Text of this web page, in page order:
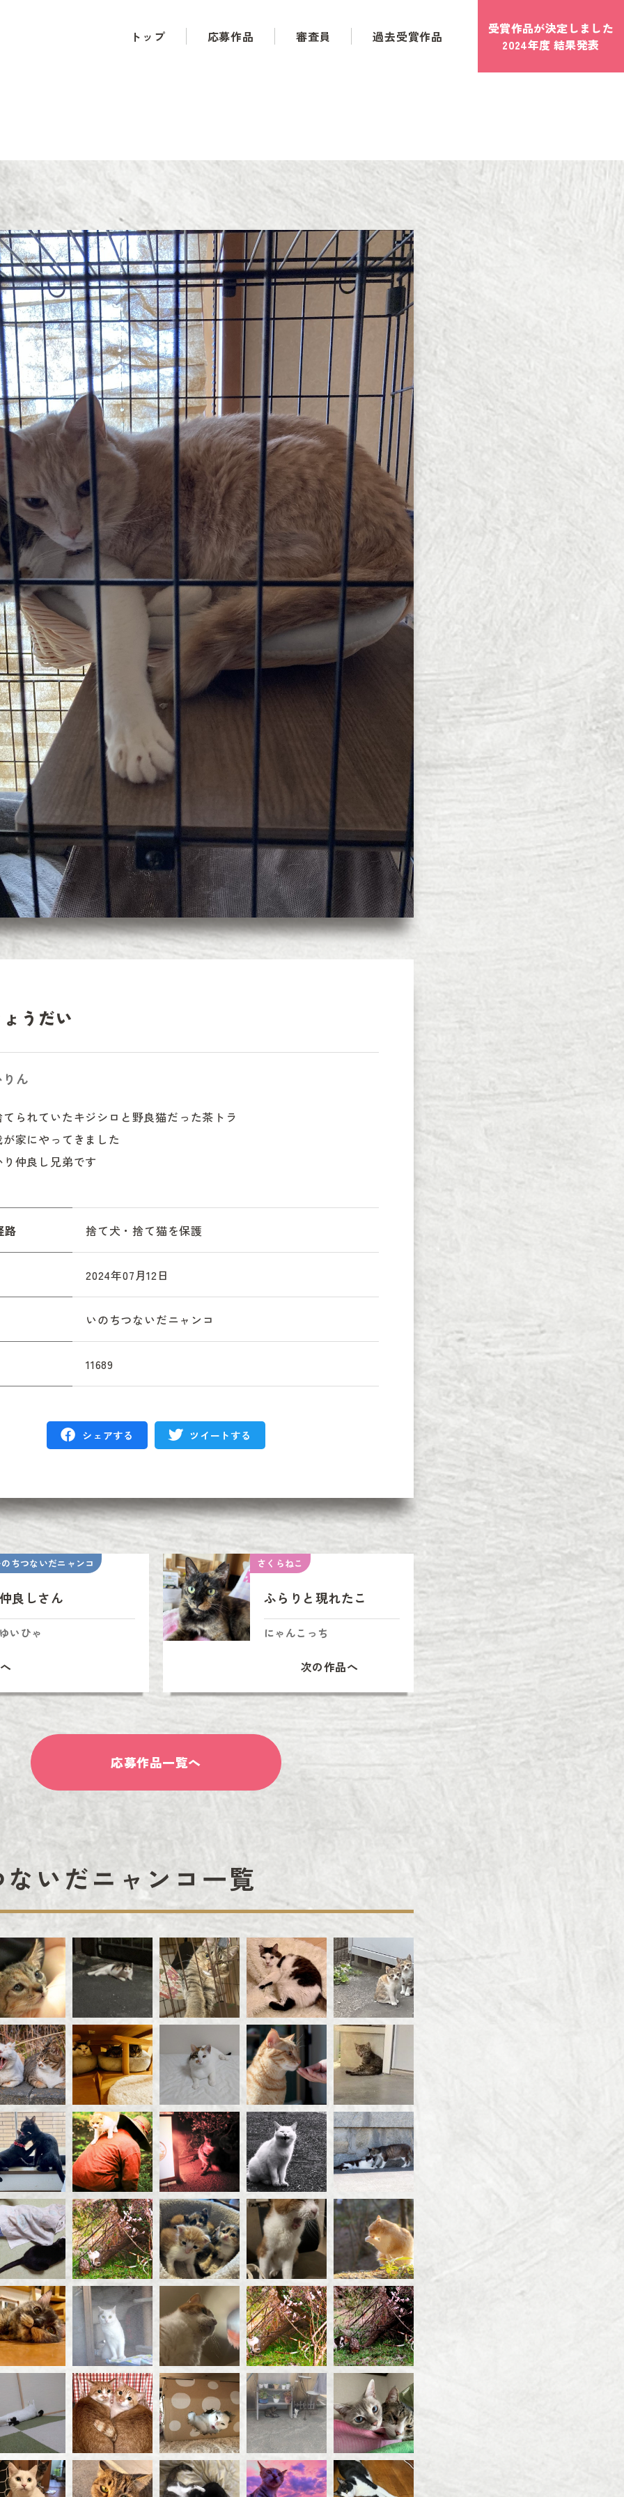
トップ 応募作品 審査員 過去受賞作品
受賞作品が決定しました
2024年度 結果発表
うだい
ん
られていたキジシロと野良猫だった茶トラ
家にやってきました
仲良し兄弟です
路 捨て犬・捨て猫を保護
2024年07月12日
いのちつないだニャンコ
11689
シェアする ツイートする
ちつないだニャンコ
仲良しさん
ゆいひゃ
さくらねこ
ふらりと現れたこ
にゃんこっち
次の作品へ
応募作品一覧へ
いだニャンコ一覧